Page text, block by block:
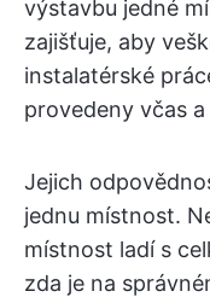
výstavbu jedné
zajišťuje, aby
instalatérské
provedeny včas
Jejich
jednu místnost.
místnost ladí s
zda je na